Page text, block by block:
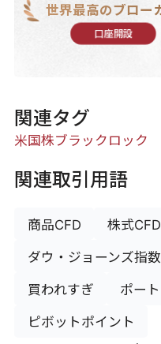
世界最高のブロー
口座開設
関連タグ
米国株ブラックロック
関連取引用語
商品CFD 株式CFD
ダウ・ジョーンズ指数
買われすぎ ポー
ピボットポイント